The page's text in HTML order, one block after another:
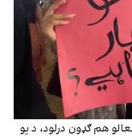
هم ګډون درلود، د يو